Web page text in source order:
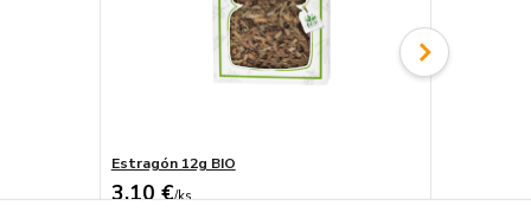
Estragón 12g BIO
3,10 €/ks 3,80 €/ks